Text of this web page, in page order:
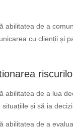
abilitatea de a
cu clienții și
abilitatea de a lua
și să ia
abilitatea de a